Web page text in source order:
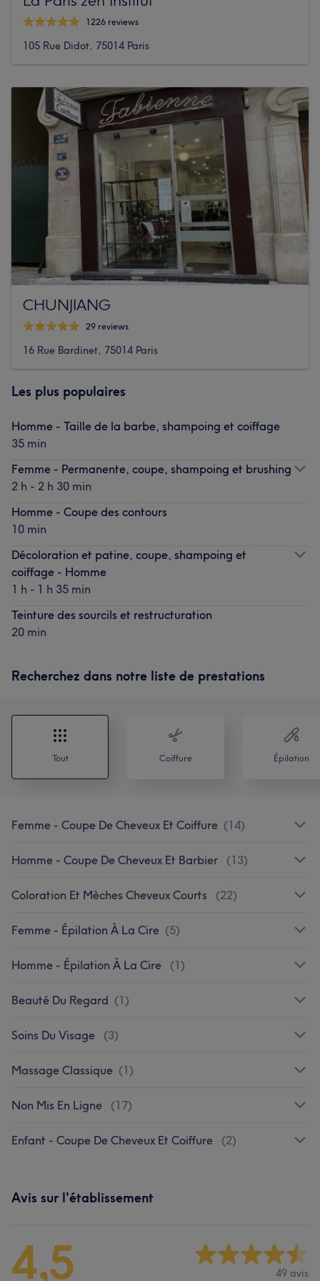
1226 reviews
105 Rue Didot, 75014 Paris
CHUNJIANG
29 reviews
16 Rue Bardinet, 75014 Paris
Les plus populaires
Homme - Taille de la barbe, shampoing et coiffage
35 min
Femme - Permanente, coupe, shampoing et brushing
2 h - 2 h 30 min
Homme - Coupe des contours
10 min
Décoloration et patine, coupe, shampoing et
coiffage - Homme
1 h - 1 h 35 min
Teinture des sourcils et restructuration
20 min
Recherchez dans notre liste de prestations
Tout Coiffure Épilation
Femme - Coupe De Cheveux Et Coiffure (14)
Homme - Coupe De Cheveux Et Barbier (13)
Coloration Et Mèches Cheveux Courts (22)
Femme - Épilation À La Cire (5)
Homme - Épilation À La Cire (1)
Beauté Du Regard (1)
Soins Du Visage (3)
Massage Classique (1)
Non Mis En Ligne (17)
Enfant - Coupe De Cheveux Et Coiffure (2)
Avis sur l'établissement
4,5 49 avis